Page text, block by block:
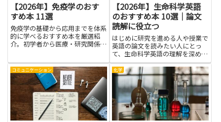
【2026年】免疫学のおす
すめ本 11選
免疫学の基礎から応用までを体系
的に学べるおすすめ本を厳選紹
介。初学者から医療・研究関係者
【2026年】生命科学英語
のおすすめ本 10選｜論文
読解に役立つ
はじめに研究を進める人や授業で
英語の論文を読みたい人にとっ
て、生命科学英語の理解を深める
ことは大きな助けになります。難
しい用語や長い文は避けず、意味
を短く整理する練習が役立つから
です。これらの本は、専門用語の
基礎から始まり、実際の論文の読
み...
コミュニケーション 化学